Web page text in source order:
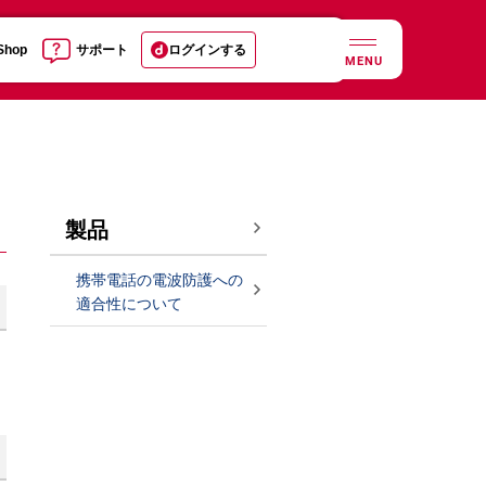
サポート ログインする
MENU
製品
携帯電話の電波防護への
適合性について